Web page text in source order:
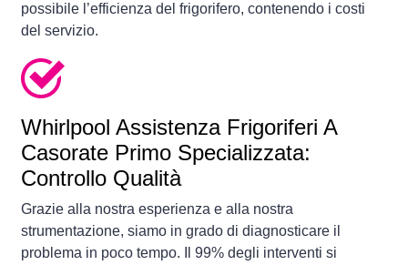
possibile l’efficienza del frigorifero, contenendo i costi
del servizio.
Whirlpool Assistenza Frigoriferi A
Casorate Primo Specializzata:
Controllo Qualità
Grazie alla nostra esperienza e alla nostra
strumentazione, siamo in grado di diagnosticare il
problema in poco tempo. Il 99% degli interventi si